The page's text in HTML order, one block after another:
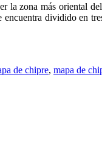
la zona más oriental
dividido en
de chipre, mapa de